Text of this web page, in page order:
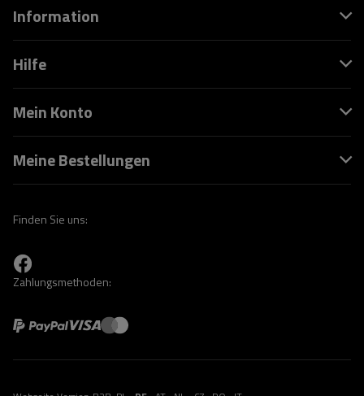
Information
Hilfe
Mein Konto
Meine Bestellungen
Finden Sie uns:
Zahlungsmethoden: